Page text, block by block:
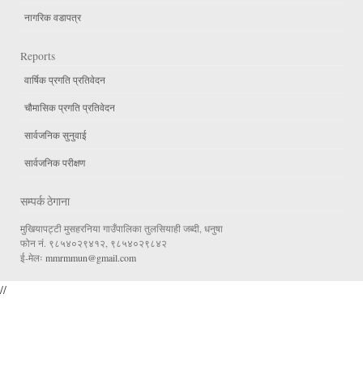
नागरिक वडापत्र
Reports
वार्षिक प्रगति प्रतिवेदन
चौमासिक प्रगति प्रतिवेदन
सार्वजनिक सुनुवाई
सार्वजनिक परीक्षण
सम्पर्क ठेगाना
मुखियापट्टी मुसहरनिया गाउँपालिका तुलसियाही जब्दी, धनुषा
फोन नं. ९८५४०२९४१२, ९८५४०२९८४२
ई-मेलः mmrmmun@gmail.com
//